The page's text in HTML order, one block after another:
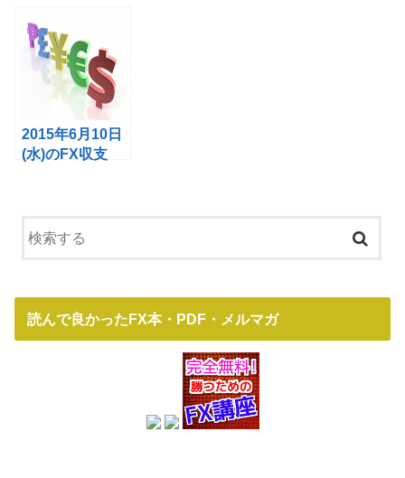
2015年6月10日
(水)のFX収支
読んで良かったFX本・PDF・メルマガ